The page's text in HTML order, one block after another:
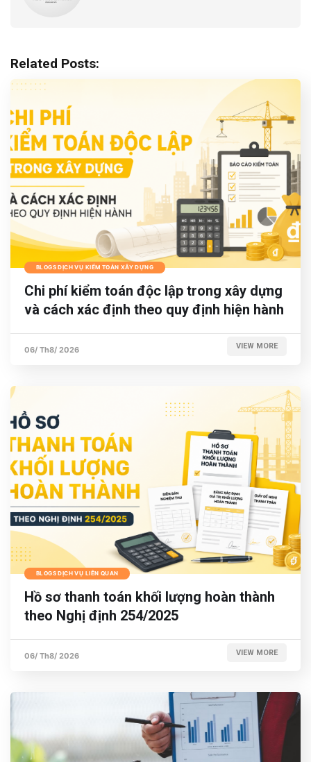
Related Posts:
BLOGS DỊCH VỤ KIỂM TOÁN XÂY DỰNG
Chi phí kiểm toán độc lập trong xây dựng
và cách xác định theo quy định hiện hành
06/ Th8/ 2026 VIEW MORE
BLOGS DỊCH VỤ LIÊN QUAN
Hồ sơ thanh toán khối lượng hoàn thành
theo Nghị định 254/2025
06/ Th8/ 2026 VIEW MORE